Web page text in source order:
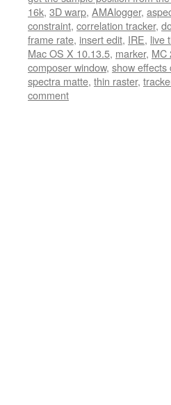
16k, 3D warp, AMAlogger,
constraint, correlation tracker,
frame rate, insert edit, IRE, live
Mac OS X 10.13.5, marker, MC
composer window, show effects
spectra matte, thin raster,
comment